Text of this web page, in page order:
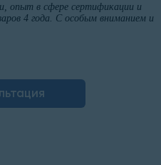
опыт в сфере сертификации и
4 года. С особым вниманием и